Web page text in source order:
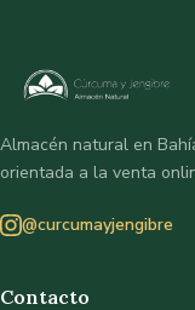
Almacén natural en
orientada a la venta
@curcumayjengibre
Contacto